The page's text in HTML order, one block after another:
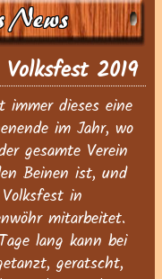
2019
immer dieses eine
im Jahr, wo
gesamte Verein
Beinen ist, und
in
mitarbeitet.
lang kann bei
geratscht,